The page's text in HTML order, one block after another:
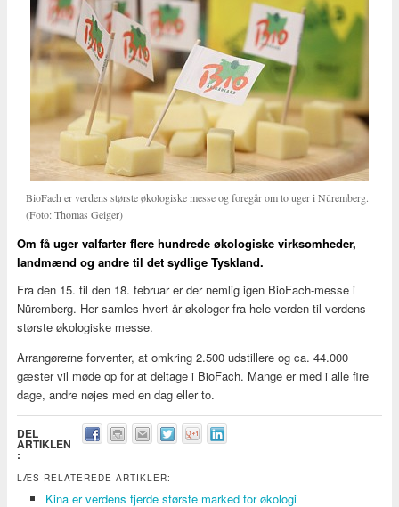
BioFach er verdens største økologiske messe og foregår om to uger i Nûremberg.
(Foto: Thomas Geiger)
Om få uger valfarter flere hundrede økologiske virksomheder,
landmænd og andre til det sydlige Tyskland.
Fra den 15. til den 18. februar er der nemlig igen BioFach-messe i
Nüremberg. Her samles hvert år økologer fra hele verden til verdens
største økologiske messe.
Arrangørerne forventer, at omkring 2.500 udstillere og ca. 44.000
gæster vil møde op for at deltage i BioFach. Mange er med i alle fire
dage, andre nøjes med en dag eller to.
DEL
ARTIKLEN
:
LÆS RELATEREDE ARTIKLER:
Kina er verdens fjerde største marked for økologi